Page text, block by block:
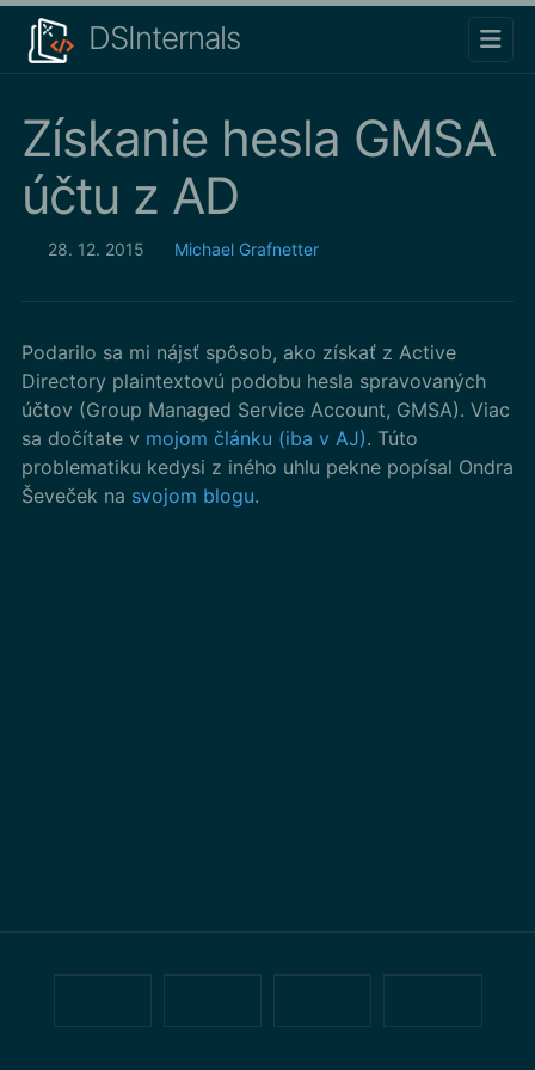
DSInternals
Získanie hesla GMSA
účtu z AD
28. 12. 2015 Michael Grafnetter
Podarilo sa mi nájsť spôsob, ako získať z Active
Directory plaintextovú podobu hesla spravovaných
účtov (Group Managed Service Account, GMSA). Viac
sa dočítate v mojom článku (iba v AJ). Túto
problematiku kedysi z iného uhlu pekne popísal Ondra
Ševeček na svojom blogu.